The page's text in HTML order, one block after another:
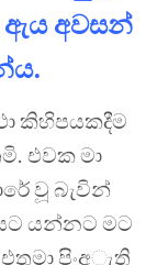
ඇය අවසන්
කිහිපයකදීම
එවක මා
වූ බැවින්
යන්නට මට
පිංඅැති